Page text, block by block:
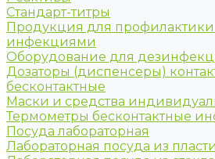
Стандарт-титры
Продукция для
инфекциями
Оборудование для
Дозаторы (диспенсеры)
бесконтактные
Маски и средства
Термометры бесконтактные
Посуда лабораторная
Лабораторная посуда из